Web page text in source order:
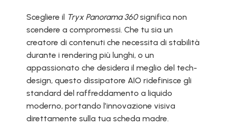
Scegliere il Tryx Panorama 360significa non
scendere a compromessi. Che tu sia un
creatore di contenuti che necessita di stabilità
durante i rendering più lunghi, o un
appassionato che desidera il meglio del tech-
design, questo dissipatore AIO ridefinisce gli
standard del raffreddamento a liquido
moderno, portando l’innovazione visiva
direttamente sulla tua scheda madre.